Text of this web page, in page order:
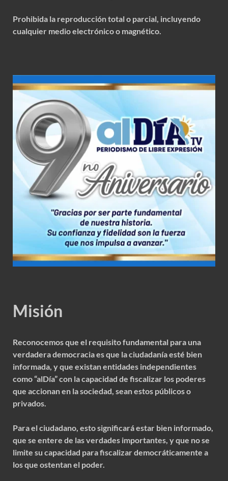
Prohibida la reproducción total o parcial, incluyendo
cualquier medio electrónico o magnético.
Misión
Reconocemos que el requisito fundamental para una
verdadera democracia es que la ciudadanía esté bien
informada, y que existan entidades independientes
como “alDía” con la capacidad de fiscalizar los poderes
que accionan en la sociedad, sean estos públicos o
privados.
Para el ciudadano, esto significará estar bien informado,
que se entere de las verdades importantes, y que no se
limite su capacidad para fiscalizar democráticamente a
los que ostentan el poder.